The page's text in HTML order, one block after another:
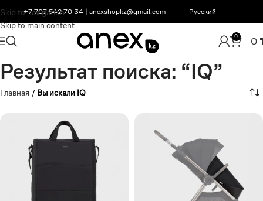
Skip to navigation
Skip to main content
+7 707 542 70 34 | anexshopkz@gmail.com Русский
0 0
Результат поиска: “IQ”
Главная / Вы искали IQ